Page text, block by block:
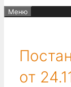
Меню
от